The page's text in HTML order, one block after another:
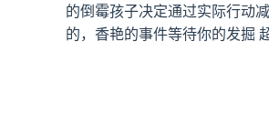
的倒霉孩子决定通过实际行动
的，香艳的事件等待你的发掘